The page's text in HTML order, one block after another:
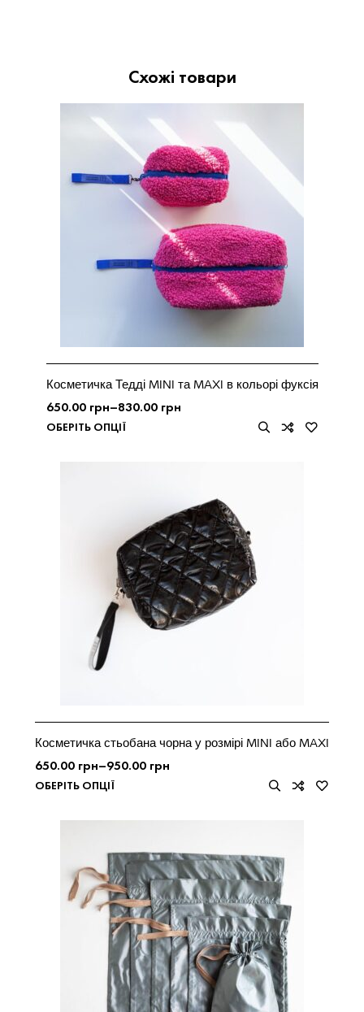
Схожі товари
Косметичка Тедді MINI та MAXI в кольорі фуксія
650.00 грн–830.00 грн
ОБЕРІТЬ ОПЦІЇ
Косметичка стьобана чорна у розмірі MINI або MAXI
650.00 грн–950.00 грн
ОБЕРІТЬ ОПЦІЇ